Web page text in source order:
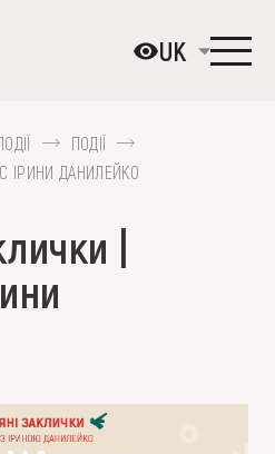
UK
ПОДІЇ
ІРИНИ ДАНИЛЕЙКО
|